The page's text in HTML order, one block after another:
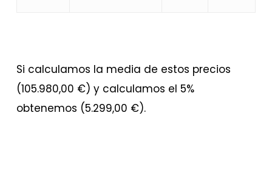
Si calculamos la media de estos precios
(105.980,00 €) y calculamos el 5%
obtenemos (5.299,00 €).